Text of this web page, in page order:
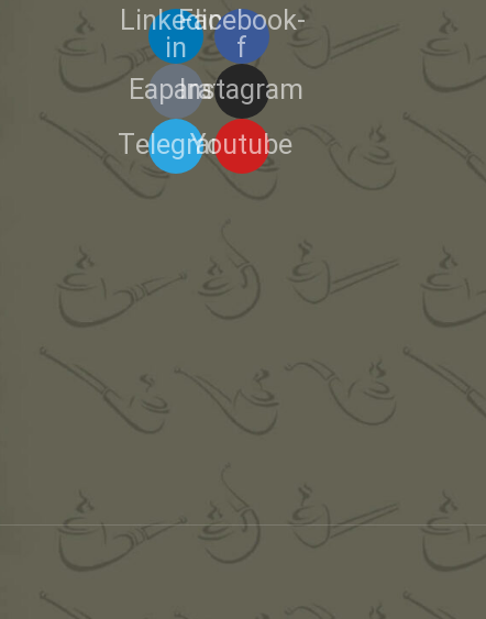
Facebook-
f
Linkedin-
in
Instagram
Eaparat
Youtube
Telegram